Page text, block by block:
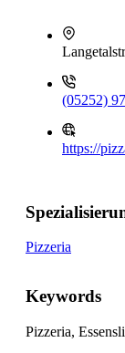
(05252)
https://
Pizzeria
Keywords
Pizzeria,